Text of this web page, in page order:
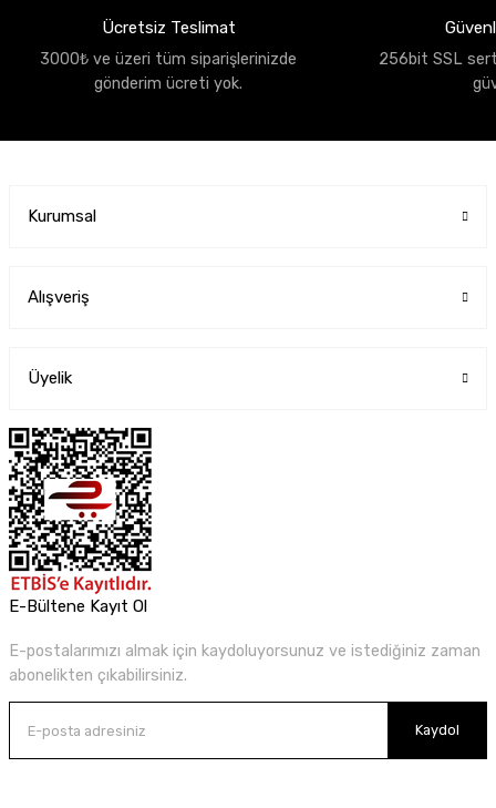
Ücretsiz Teslimat
3000₺ ve üzeri tüm siparişlerinizde
gönderim ücreti yok.
256bit SSL
Kurumsal
Alışveriş
Üyelik
E-Bültene Kayıt Ol
E-postalarımızı almak için kaydoluyorsunuz ve istediğiniz zaman
abonelikten çıkabilirsiniz.
Kaydol